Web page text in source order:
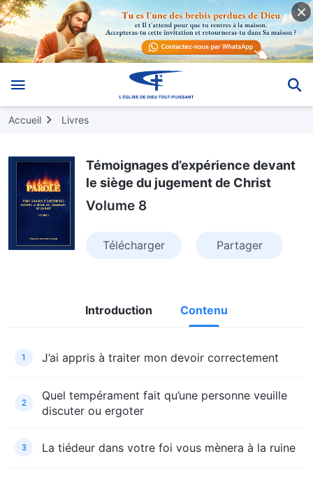
Accueil Livres
Témoignages d’expérience devant
le siège du jugement de Christ
Volume 8
Télécharger Partager
Introduction Contenu
1 J’ai appris à traiter mon devoir correctement
2
Quel tempérament fait qu’une personne veuille
discuter ou ergoter
3 La tiédeur dans votre foi vous mènera à la ruine